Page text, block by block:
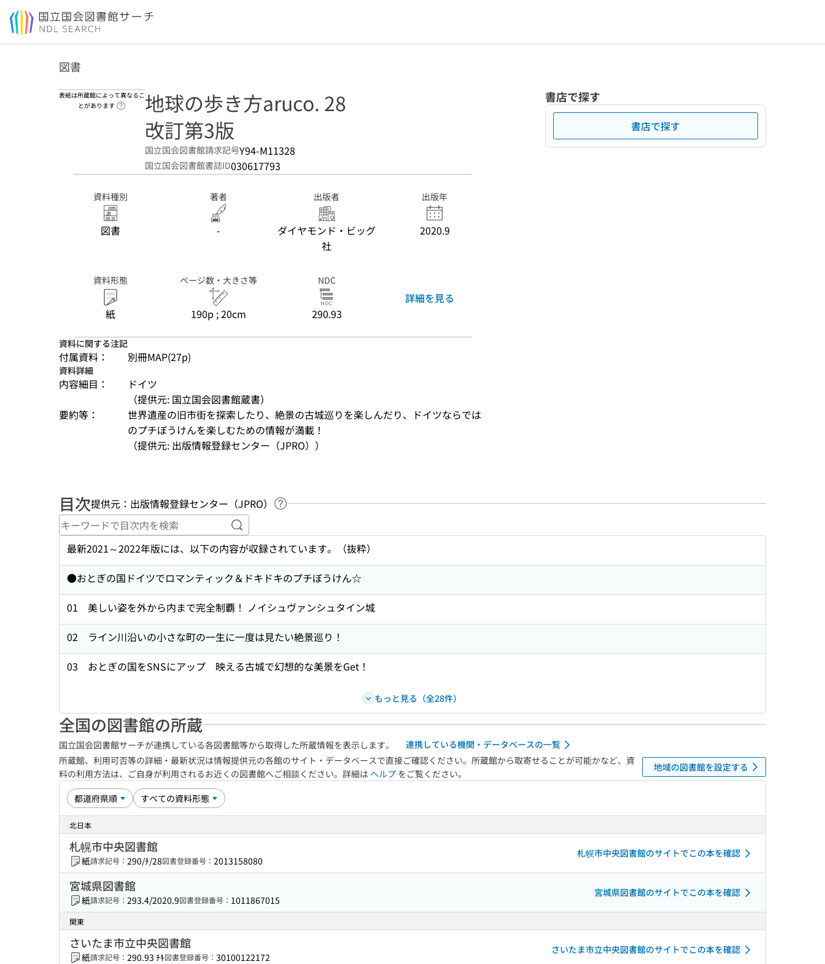
本文へ移動
図書
表紙は所蔵館によって異なるこ
とがあります
ヘルプページへのリンク
地球の歩き方aruco. 28
改訂第3版
国立国会図書館請求記号Y94-M11328
国立国会図書館書誌ID030617793
資料種別
図書
著者
-
出版者
ダイヤモンド・ビッグ
社
出版年
2020.9
資料形態
紙
ページ数・大きさ等
190p ; 20cm
NDC
290.93
詳細を見る
資料に関する注記
付属資料： 別冊MAP(27p)
資料詳細
内容細目：
ドイツ
（提供元: 国立国会図書館蔵書）
要約等：
世界遺産の旧市街を探索したり、絶景の古城巡りを楽しんだり、ドイツならでは
のプチぼうけんを楽しむための情報が満載！
（提供元: 出版情報登録センター（JPRO））
書店で探す
書店で探す
目次提供元：出版情報登録センター（JPRO）
ヘルプページへのリンク
キーワードで目次内を検索
最新2021～2022年版には、以下の内容が収録されています。（抜粋）
●おとぎの国ドイツでロマンティック＆ドキドキのプチぼうけん☆
01 美しい姿を外から内まで完全制覇！ ノイシュヴァンシュタイン城
02 ライン川沿いの小さな町の一生に一度は見たい絶景巡り！
03 おとぎの国をSNSにアップ 映える古城で幻想的な美景をGet！
もっと見る（全28件）
全国の図書館の所蔵
国立国会図書館サーチが連携している各図書館等から取得した所蔵情報を表示します。
連携している機関・データベースの一覧
所蔵館、利用可否等の詳細・最新状況は情報提供元の各館のサイト・データベースで直接ご確認ください。所蔵館から取寄せることが可能かなど、資
料の利用方法は、ご自身が利用されるお近くの図書館へご相談ください。詳細は ヘルプ をご覧ください。
地域の図書館を設定する
北日本
札幌市中央図書館
紙請求記号： 290/ﾁ/28図書登録番号： 2013158080
札幌市中央図書館のサイトでこの本を確認
宮城県図書館
紙請求記号： 293.4/2020.9図書登録番号： 1011867015
宮城県図書館のサイトでこの本を確認
関東
さいたま市立中央図書館
紙請求記号： 290.93 ﾁｷ図書登録番号： 30100122172
さいたま市立中央図書館のサイトでこの本を確認